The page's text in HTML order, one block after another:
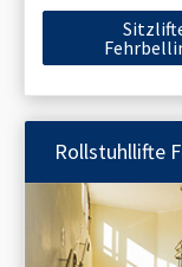
Rollstuhllifte